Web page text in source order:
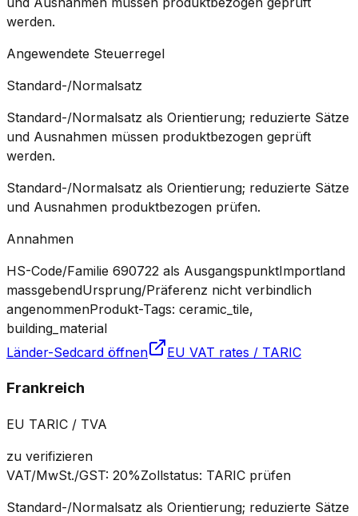
werden.
Angewendete Steuerregel
Standard-/Normalsatz
Standard-/Normalsatz als Orientierung; reduzierte Sätze
und Ausnahmen müssen produktbezogen geprüft
werden.
Standard-/Normalsatz als Orientierung; reduzierte Sätze
und Ausnahmen produktbezogen prüfen.
Annahmen
HS-Code/Familie 690722 als AusgangspunktImportland
massgebendUrsprung/Präferenz nicht verbindlich
angenommenProdukt-Tags: ceramic_tile,
building_material
Länder-Sedcard öffnen
EU VAT rates / TARIC
Frankreich
EU TARIC / TVA
zu verifizieren
VAT/MwSt./GST: 20%Zollstatus: TARIC prüfen
Standard-/Normalsatz als Orientierung; reduzierte Sätze